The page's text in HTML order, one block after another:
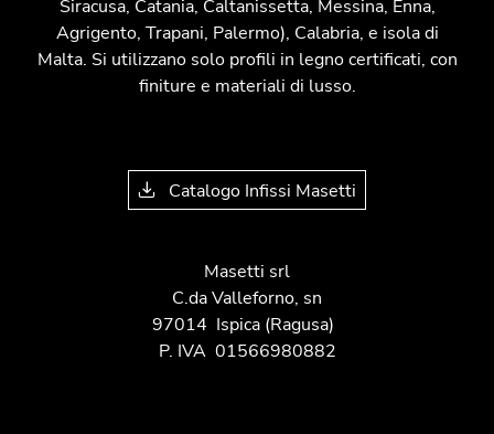
Siracusa, Catania, Caltanissetta, Messina, Enna,
Agrigento, Trapani, Palermo), Calabria, e isola di
Malta. Si utilizzano solo profili in legno certificati, con
finiture e materiali di lusso.
Catalogo Infissi Masetti
Masetti srl
C.da Valleforno, sn
97014 Ispica(Ragusa)
P. IVA 01566980882